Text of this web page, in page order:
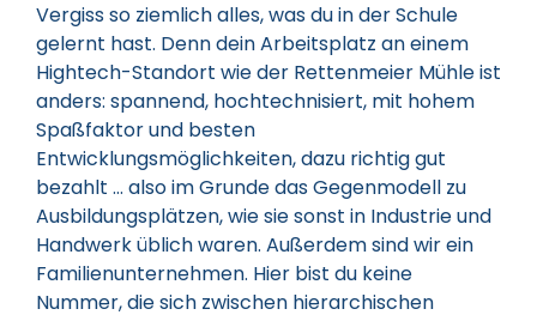
Vergiss so ziemlich alles, was du in der Schule
gelernt hast. Denn dein Arbeitsplatz an einem
Hightech-Standort wie der Rettenmeier Mühle ist
anders: spannend, hochtechnisiert, mit hohem
Spaßfaktor und besten
Entwicklungsmöglichkeiten, dazu richtig gut
bezahlt … also im Grunde das Gegenmodell zu
Ausbildungsplätzen, wie sie sonst in Industrie und
Handwerk üblich waren. Außerdem sind wir ein
Familienunternehmen. Hier bist du keine
Nummer, die sich zwischen hierarchischen